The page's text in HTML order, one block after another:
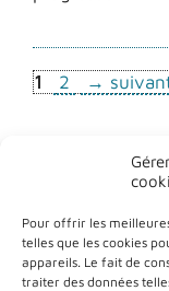
Pour offrir les
telles que les cookies
appareils. Le fait de
traiter des données
Page
1 Page
2 →